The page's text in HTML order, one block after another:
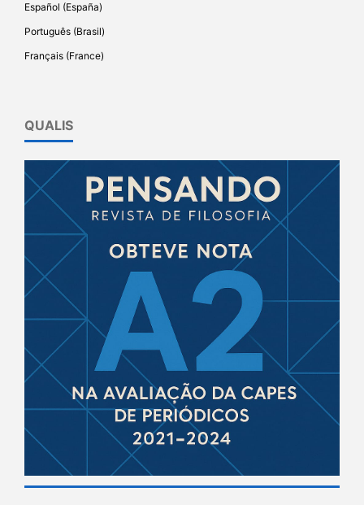
Español (España)
Português (Brasil)
Français (France)
QUALIS